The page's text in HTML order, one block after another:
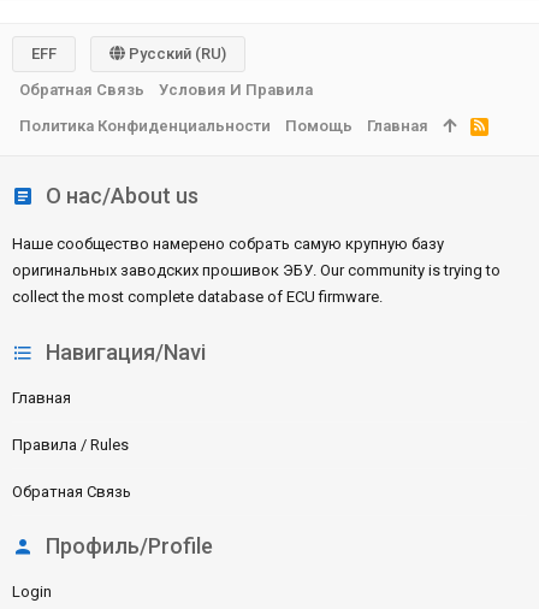
О нас/About us
Наше сообщество намерено собрать самую крупную базу
оригинальных заводских прошивок ЭБУ. Our community is trying to
collect the most complete database of ECU firmware.
Навигация/Navi
Главная
Правила / Rules
Обратная Связь
Профиль/Profile
Login
EFF
Русский (RU)
Обратная Связь
Условия И Правила
Политика Конфиденциальности
Помощь Главная
R
S